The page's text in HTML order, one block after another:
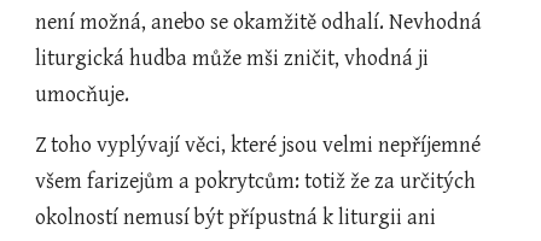
není možná, anebo se okamžitě odhalí. Nevhodná
liturgická hudba může mši zničit, vhodná ji
umocňuje.
Z toho vyplývají věci, které jsou velmi nepříjemné
všem farizejům a pokrytcům: totiž že za určitých
okolností nemusí být přípustná k liturgii ani